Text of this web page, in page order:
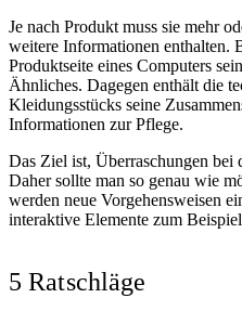
Je nach Produkt muss sie mehr
weitere Informationen enthalten.
Produktseite eines Computers
Ähnliches. Dagegen enthält die
Kleidungsstücks seine
Informationen zur Pflege.
Das Ziel ist, Überraschungen bei
Daher sollte man so genau wie
werden neue Vorgehensweisen
interaktive Elemente zum
5 Ratschläge